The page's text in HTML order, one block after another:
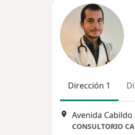
Dirección 1
CONSULTORIO